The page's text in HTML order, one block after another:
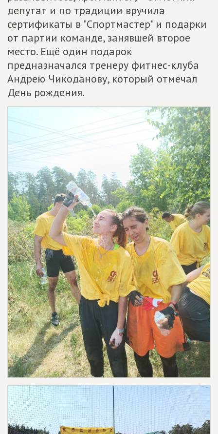
депутат и по традиции вручила
сертификаты в "Спортмастер" и подарки
от партии команде, занявшей второе
место. Ещё один подарок
предназначался тренеру фитнес-клуба
Андрею Чикоданову, который отмечал
День рождения.